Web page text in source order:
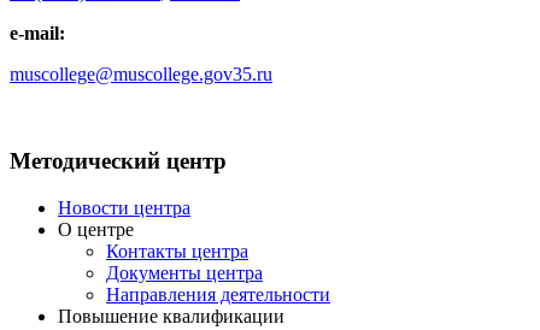
e-mail:
muscollege@muscollege.gov35.ru
Методический центр
Новости центра
О центре
Контакты центра
Документы центра
Направления деятельности
Повышение квалификации